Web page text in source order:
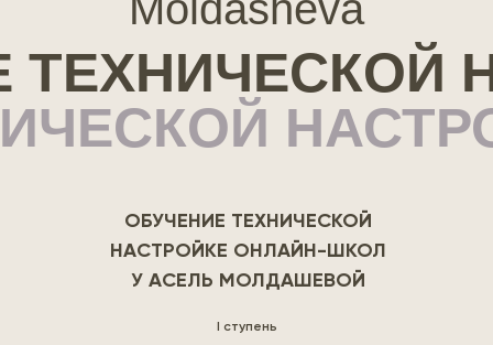
I ступень
ОБУЧЕНИЕ ТЕХНИЧЕСКОЙ
НАСТРОЙКЕ ОНЛАЙН-ШКОЛ
У АСЕЛЬ МОЛДАШЕВОЙ